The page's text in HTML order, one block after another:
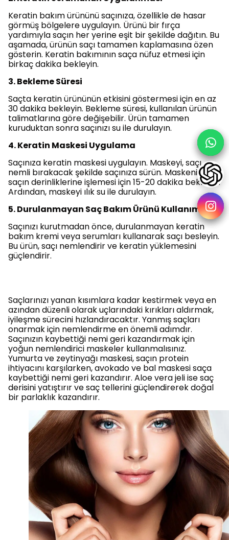
Keratin bakım ürününü saçınıza, özellikle de hasar
görmüş bölgelere uygulayın. Ürünü bir fırça
yardımıyla saçın her yerine eşit bir şekilde dağıtın. Bu
aşamada, ürünün saçı tamamen kaplamasına özen
gösterin. Keratin bakımının saça nüfuz etmesi için
birkaç dakika bekleyin.
3. Bekleme Süresi
Saçta keratin ürününün etkisini göstermesi için en az
30 dakika bekleyin. Bekleme süresi, kullanılan ürünün
talimatlarına göre değişebilir. Ürün tamamen
kuruduktan sonra saçınızı su ile durulayın.
4. Keratin Maskesi Uygulama
Saçınıza keratin maskesi uygulayın. Maskeyi, saçı
nemli bırakacak şekilde saçınıza sürün. Maskenin
saçın derinliklerine işlemesi için 15-20 dakika bekleyin.
Ardından, maskeyi ılık su ile durulayın.
5. Durulanmayan Saç Bakım Ürünü Kullanımı
Saçınızı kurutmadan önce, durulanmayan keratin
bakım kremi veya serumları kullanarak saçı besleyin.
Bu ürün, saçı nemlendirir ve keratin yüklemesini
güçlendirir.
Saçlarınızı yanan kısımlara kadar kestirmek veya en
azından düzenli olarak uçlarındaki kırıkları aldırmak,
iyileşme sürecini hızlandıracaktır. Yanmış saçları
onarmak için nemlendirme en önemli adımdır.
Saçınızın kaybettiği nemi geri kazandırmak için
yoğun nemlendirici maskeler kullanmalısınız.
Yumurta ve zeytinyağı maskesi, saçın protein
ihtiyacını karşılarken, avokado ve bal maskesi saça
kaybettiği nemi geri kazandırır. Aloe vera jeli ise saç
derisini yatıştırır ve saç tellerini güçlendirerek doğal
bir parlaklık kazandırır.